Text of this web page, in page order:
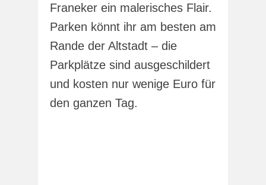
Franeker ein malerisches Flair.
Parken könnt ihr am besten am
Rande der Altstadt – die
Parkplätze sind ausgeschildert
und kosten nur wenige Euro für
den ganzen Tag.